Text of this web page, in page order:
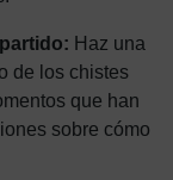
Haz una
de los chistes
que han
sobre cómo